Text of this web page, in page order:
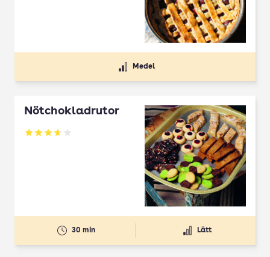
Medel
Nötchokladrutor
Betyg: 3.65 av 5
30 min Lätt